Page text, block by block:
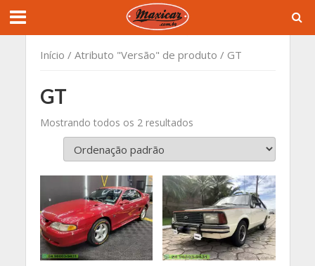
Início / Atributo "Versão" de produto / GT
GT
Mostrando todos os 2 resultados